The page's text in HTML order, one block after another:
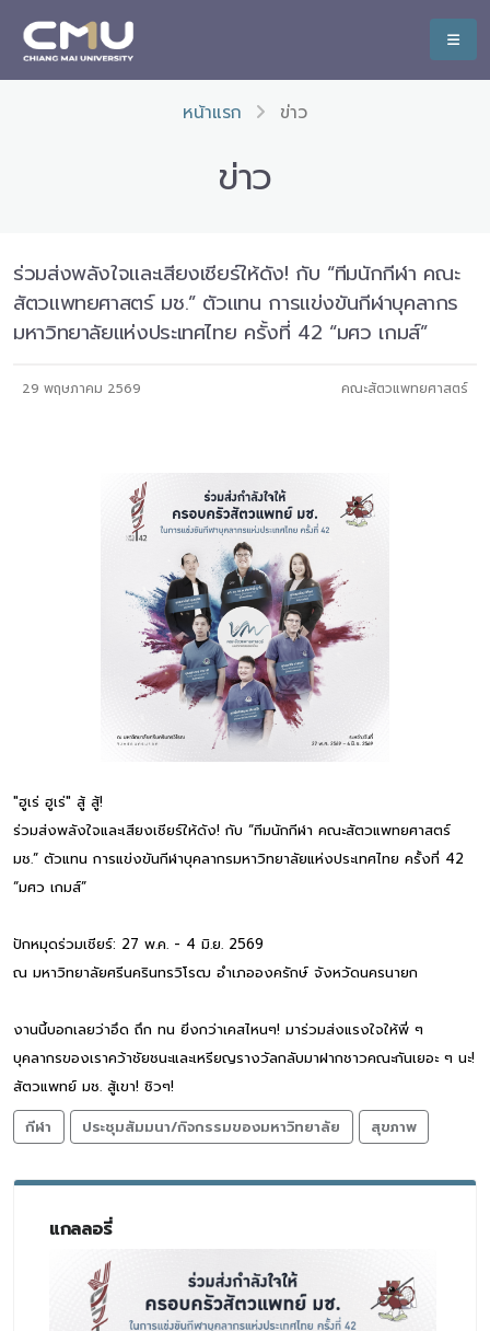
หน้าแรก ข่าว
ข่าว
ร่วมส่งพลังใจและเสียงเชียร์ให้ดัง! กับ “ทีมนักกีฬา คณะ
สัตวแพทยศาสตร์ มช.” ตัวแทน การแข่งขันกีฬาบุคลากร
มหาวิทยาลัยแห่งประเทศไทย ครั้งที่ 42 “มศว เกมส์”
29 พฤษภาคม 2569 คณะสัตวแพทยศาสตร์
"ฮูเร่ ฮูเร่" สู้ สู้!
ร่วมส่งพลังใจและเสียงเชียร์ให้ดัง! กับ “ทีมนักกีฬา คณะสัตวแพทยศาสตร์
มช.” ตัวแทน การแข่งขันกีฬาบุคลากรมหาวิทยาลัยแห่งประเทศไทย ครั้งที่ 42
“มศว เกมส์”
ปักหมุดร่วมเชียร์: 27 พ.ค. - 4 มิ.ย. 2569
ณ มหาวิทยาลัยศรีนครินทรวิโรฒ อำเภอองครักษ์ จังหวัดนครนายก
งานนี้บอกเลยว่าอึด ถึก ทน ยิ่งกว่าเคสไหนๆ! มาร่วมส่งแรงใจให้พี่ ๆ
บุคลากรของเราคว้าชัยชนะและเหรียญรางวัลกลับมาฝากชาวคณะกันเยอะ ๆ นะ!
สัตวแพทย์ มช. สู้เขา! ชิวๆ!
กีฬา
ประชุมสัมมนา/กิจกรรมของมหาวิทยาลัย สุขภาพ
แกลลอรี่